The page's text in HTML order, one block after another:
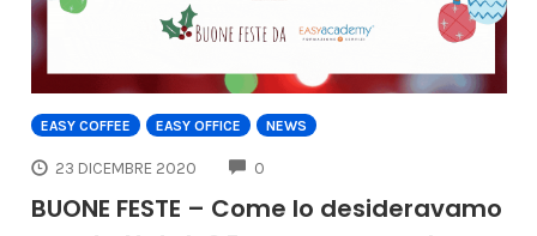
EASY COFFEE EASY OFFICE NEWS
23 DICEMBRE 2020 0
BUONE FESTE – Come lo desideravamo